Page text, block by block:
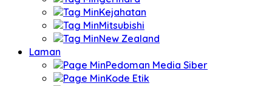
Kejahatan
Mitsubishi
New Zealand
Laman
Pedoman Media Siber
Kode Etik